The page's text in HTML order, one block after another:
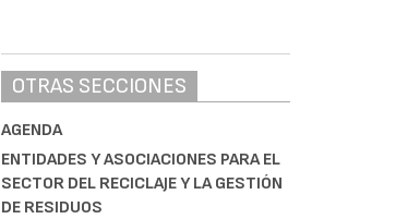
OTRAS SECCIONES
AGENDA
ENTIDADES Y ASOCIACIONES PARA EL
SECTOR DEL RECICLAJE Y LA GESTIÓN
DE RESIDUOS